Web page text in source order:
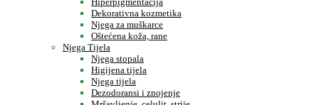
Dekorativna kozmetika
Njega za muškarce
Oštećena koža, rane
Njega Tijela
Njega stopala
Higijena tijela
Njega tijela
Dezodoransi i znojenje